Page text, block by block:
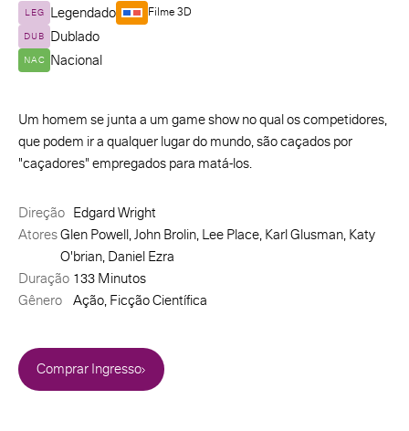
LEG Legendado
DUB Dublado
NAC Nacional
Filme 3D
Um homem se junta a um game show no qual os competidores,
que podem ir a qualquer lugar do mundo, são caçados por
"caçadores" empregados para matá-los.
Direção Edgard Wright
AtoresGlen Powell, John Brolin, Lee Place, Karl Glusman, Katy
O'brian, Daniel Ezra
Duração 133 Minutos
Gênero
Ação, Ficção Científica
Comprar Ingresso